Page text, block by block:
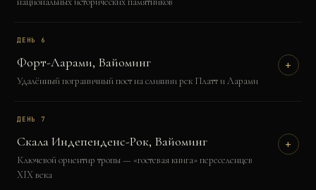
ДЕНЬ 6
Форт-Ларами, Вайоминг
Удалённый пограничный пост на слиянии рек Платт и Ларами
+
ДЕНЬ 7
Скала Индепенденс-Рок, Вайоминг
Ключевой ориентир тропы — «гостевая книга» переселенцев
XIX века
+